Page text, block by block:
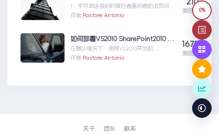
0%
1：字符串连接的时候后者盖前者的诡异问
题：https://blog.csdn.net/hefra...SHELL
作者:Pastore Antonio
210
浏览量
如何部署VS2010 SharePoint2010 解决方案
在默认情况下，使用VS2010开发的
SharePoint2010解决方案将会被打包成为解
作者:Pastore Antonio
1678
浏览量
关于 团队 联系